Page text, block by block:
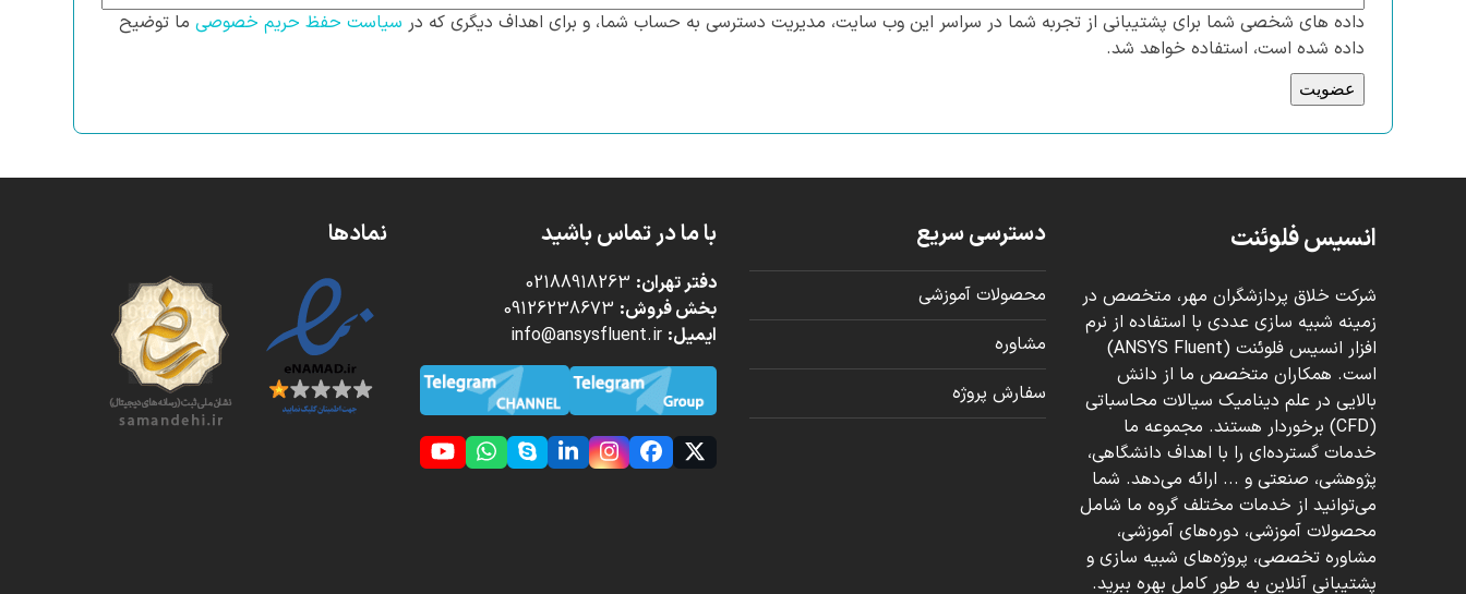
داده های شخصی شما برای پشتیبانی از تجربه شما در سراسر این وب سایت، مدیریت دسترسی به حساب شما، و برای اهداف دیگری که در سیاست حفظ حریم خصوصی ما توضیح
داده شده است، استفاده خواهد شد.
عضویت
انسیس فلوئنت
شرکت خلاق پردازشگران مهر، متخصص در
زمینه شبیه سازی عددی با استفاده از نرم
افزار انسیس فلوئنت (ANSYS Fluent)
است. همکاران متخصص ما از دانش
بالایی در علم دینامیک سیالات محاسباتی
(CFD) برخوردار هستند. مجموعه ما
خدمات گسترده‌ای را با اهداف دانشگاهی،
پژوهشی، صنعتی و ... ارائه می‌دهد. شما
می‌توانید از خدمات مختلف گروه ما شامل
محصولات آموزشی، دوره‌های آموزشی،
مشاوره تخصصی، پروژه‌های شبیه سازی و
پشتیبانی آنلاین به طور کامل بهره ببرید.
دسترسی سریع
محصولات آموزشی
مشاوره
سفارش پروژه
با ما در تماس باشید
دفتر تهران:
بخش فروش:
ایمیل: info@ansysfluent.ir
Twitter
Facebook
Instagram
LinkedIn
Skype
Whatsapp
YouTube
نمادها